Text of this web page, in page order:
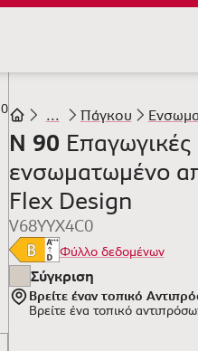
0 ... Πάγκου
N 90 Επαγωγικές
ενσωματωμένο
Flex Design
V68YYX4C0
Φύλλο δεδομένων
Σύγκριση
Βρείτε έναν τοπικό
Βρείτε ένα τοπικό